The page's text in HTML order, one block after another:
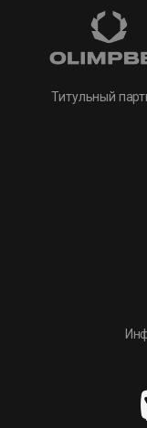
Титульный